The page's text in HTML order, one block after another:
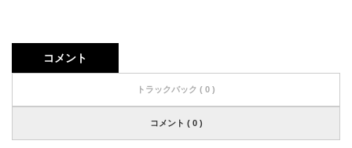
コメント
トラックバック ( 0 )
コメント ( 0 )